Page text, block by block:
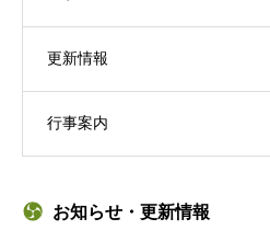
更新情報
行事案内
お知らせ・更新情報